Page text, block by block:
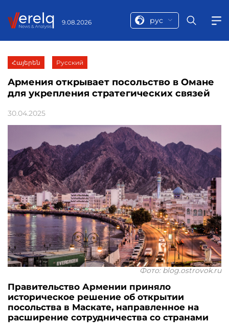
9.08.2026 рус
Հայերեն Русский
Армения открывает посольство в Омане
для укрепления стратегических связей
30.04.2025
Фото: blog.ostrovok.ru
Правительство Армении приняло
историческое решение об открытии
посольства в Маскате, направленное на
расширение сотрудничества со странами